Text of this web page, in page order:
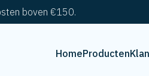
boven €150.
HomeProducten